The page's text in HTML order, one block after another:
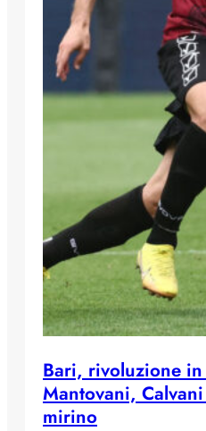
Bari, rivoluzione
Mantovani,
mirino